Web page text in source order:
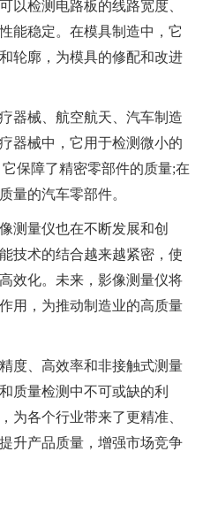
以检测电路板的线路宽度、
能稳定。在模具制造中，它
轮廓，为模具的修配和改进
械、航空航天、汽车制造
器械中，它用于检测微小的
保障了精密零部件的质量;在
量的汽车零部件。
量仪也在不断发展和创
技术的结合越来越紧密，使
效化。未来，影像测量仪将
用，为推动制造业的高质量
、高效率和非接触式测量
质量检测中不可或缺的利
为各个行业带来了更精准、
升产品质量，增强市场竞争